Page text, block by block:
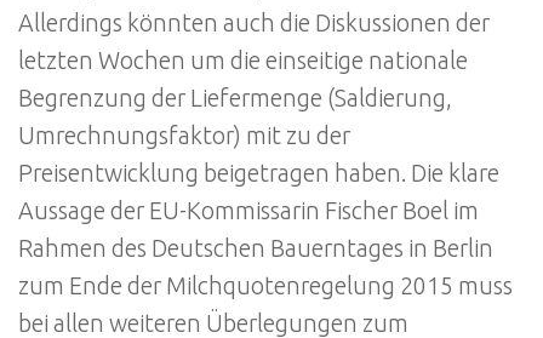
Allerdings könnten auch die Diskussionen der
letzten Wochen um die einseitige nationale
Begrenzung der Liefermenge (Saldierung,
Umrechnungsfaktor) mit zu der
Preisentwicklung beigetragen haben. Die klare
Aussage der EU-Kommissarin Fischer Boel im
Rahmen des Deutschen Bauerntages in Berlin
zum Ende der Milchquotenregelung 2015 muss
bei allen weiteren Überlegungen zum